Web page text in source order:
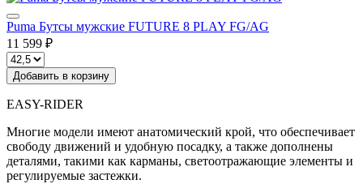
Puma Бутсы мужские FUTURE 8 PLAY FG/AG
11 599 ₽
Добавить в корзину
EASY-RIDER
Многие модели имеют анатомический крой, что обеспечивает
свободу движений и удобную посадку, а также дополнены
деталями, такими как карманы, светоотражающие элементы и
регулируемые застежки.